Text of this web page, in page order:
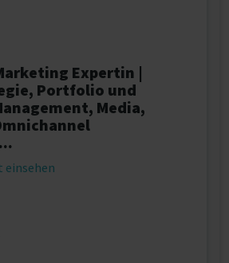
Expertin |
Portfolio und
Media,
einsehen